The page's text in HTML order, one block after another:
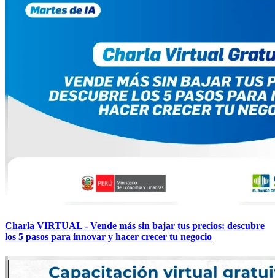
Charla VIRTUAL - Vende más sin bajar tus precios: descubre
los 5 pasos para innovar y hacer crecer tu negocio